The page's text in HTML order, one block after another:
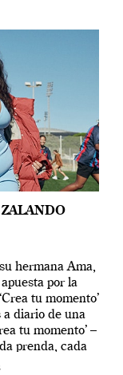
ZALANDO
hermana Ama,
por la
tu momento’
diario de una
tu momento’ –
prenda, cada
[…]